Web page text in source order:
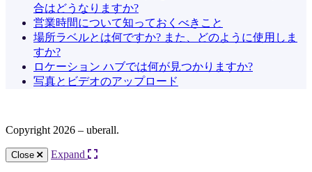
合はどうなりますか?
営業時間について知っておくべきこと
場所ラベルとは何ですか? また、どのように使用しま
すか?
ロケーション ハブでは何が見つかりますか?
写真とビデオのアップロード
Copyright 2026 – uberall.
Close Expand